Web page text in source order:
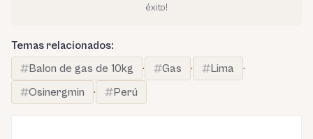
éxito!
Temas relacionados:
Balon de gas de 10kg
· Gas · Lima
·
Osinergmin
· Perú